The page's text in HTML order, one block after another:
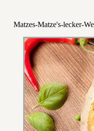
Matzes-Matze's-lecker-